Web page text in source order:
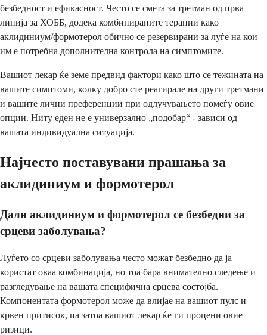
безбедност и ефикасност. Често се смета за третман од прва
линија за ХОББ, додека комбинираните терапии како
аклидиниум/формотерол обично се резервирани за луѓе на кои
им е потребна дополнителна контрола на симптомите.
Вашиот лекар ќе земе предвид фактори како што се тежината на
вашите симптоми, колку добро сте реагирале на други третмани
и вашите лични преференции при одлучувањето помеѓу овие
опции. Ниту еден не е универзално „подобар“ - зависи од
вашата индивидуална ситуација.
Најчесто поставувани прашања за
аклидиниум и формотерол
Дали аклидиниум и формотерол се безбедни за
срцеви заболувања?
Луѓето со срцеви заболувања често можат безбедно да ја
користат оваа комбинација, но тоа бара внимателно следење и
разгледување на вашата специфична срцева состојба.
Компонентата формотерол може да влијае на вашиот пулс и
крвен притисок, па затоа вашиот лекар ќе ги процени овие
ризици.